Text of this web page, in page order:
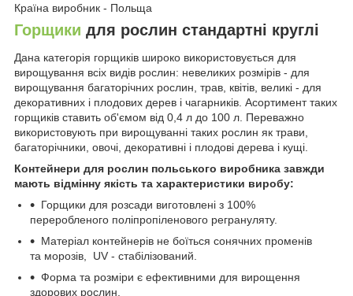
Країна виробник - Польща
Горщики для рослин стандартні круглі
Дана категорія горщиків широко використовується для
вирощування всіх видів рослин: невеликих розмірів - для
вирощування багаторічних рослин, трав, квітів, великі - для
декоративних і плодових дерев і чагарників. Асортимент таких
горщиків ставить об'ємом від 0,4 л до 100 л. Переважно
використовують при вирощуванні таких рослин як трави,
багаторічники, овочі, декоративні і плодові дерева і кущі.
Контейнери для рослин польського виробника завжди
мають відмінну якість та характеристики виробу:
Горщики для розсади виготовлені з 100%
переробленого поліпропіленового регрануляту.
Матеріал контейнерів не боїться сонячних променів
та морозів, UV - стабілізований.
Форма та розміри є ефективними для вирощення
здорових рослин.